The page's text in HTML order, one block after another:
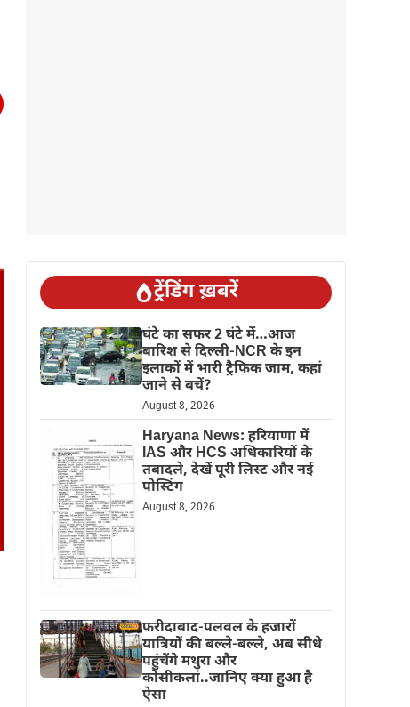
ट्रेंडिंग ख़बरें
घंटे का सफर 2 घंटे में…आज
बारिश से दिल्ली-NCR के इन
इलाकों में भारी ट्रैफिक जाम, कहां
जाने से बचें?
August 8, 2026
Haryana News: हरियाणा में
IAS और HCS अधिकारियों के
तबादले, देखें पूरी लिस्ट और नई
पोस्टिंग
August 8, 2026
फरीदाबाद-पलवल के हजारों
यात्रियों की बल्ले-बल्ले, अब सीधे
पहुंचेंगे मथुरा और
कोसीकलां..जानिए क्या हुआ है
ऐसा